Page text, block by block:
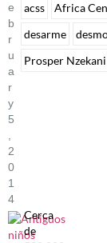
E
B
R
U
A
R
Y
5
2
0
1
4
Cerca
de
acss Africa
desarme
Prosper